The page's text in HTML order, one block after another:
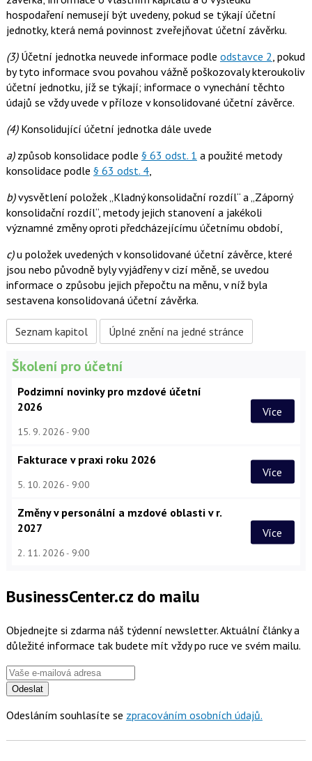
hospodaření nemusejí být uvedeny, pokud se týkají účetní
jednotky, která nemá povinnost zveřejňovat účetní závěrku.
(3)Účetní jednotka neuvede informace podle odstavce 2, pokud
by tyto informace svou povahou vážně poškozovaly kteroukoliv
účetní jednotku, jíž se týkají; informace o vynechání těchto
údajů se vždy uvede v příloze v konsolidované účetní závěrce.
(4)Konsolidující účetní jednotka dále uvede
a)způsob konsolidace podle § 63 odst. 1 a použité metody
konsolidace podle § 63 odst. 4,
b)vysvětlení položek „Kladný konsolidační rozdíl“ a „Záporný
konsolidační rozdíl“, metody jejich stanovení a jakékoli
významné změny oproti předcházejícímu účetnímu období,
c)u položek uvedených v konsolidované účetní závěrce, které
jsou nebo původně byly vyjádřeny v cizí měně, se uvedou
informace o způsobu jejich přepočtu na měnu, v níž byla
sestavena konsolidovaná účetní závěrka.
Seznam kapitol Úplné znění na jedné stránce
Školení pro účetní
Podzimní novinky pro mzdové účetní
2026
15. 9. 2026 9:00
Více
Fakturace v praxi roku 2026
5. 10. 2026 9:00
Více
Změny v personální a mzdové oblasti v r.
2027
2. 11. 2026 9:00
Více
BusinessCenter.cz do mailu
Objednejte si zdarma náš týdenní newsletter. Aktuální články a
důležité informace tak budete mít vždy po ruce ve svém mailu.
Odeslat
Odesláním souhlasíte se zpracováním osobních údajů.